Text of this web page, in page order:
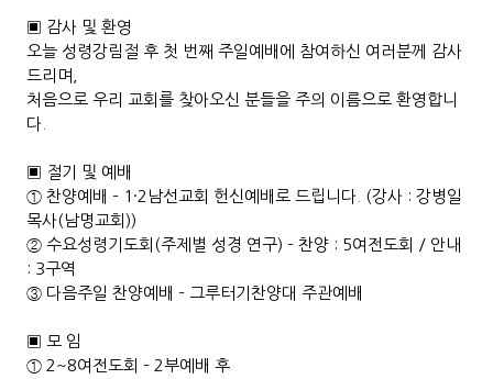
▣ 감사 및 환영
오늘 성령강림절 후 첫 번째 주일예배에 참여하신 여러분께 감사
드리며,
처음으로 우리 교회를 찾아오신 분들을 주의 이름으로 환영합니
다.
▣ 절기 및 예배
① 찬양예배 – 1·2남선교회 헌신예배로 드립니다. (강사 : 강병일
목사(남명교회))
② 수요성령기도회(주제별 성경 연구) – 찬양 : 5여전도회 / 안내
: 3구역
③ 다음주일 찬양예배 – 그루터기찬양대 주관예배
▣ 모 임
① 2~8여전도회 – 2부예배 후